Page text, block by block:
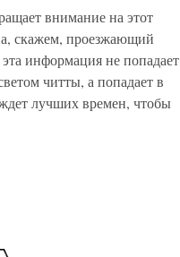
внимание на этот
скажем, проезжающий
информация не попадает
читты, а попадает в
лучших времен, чтобы